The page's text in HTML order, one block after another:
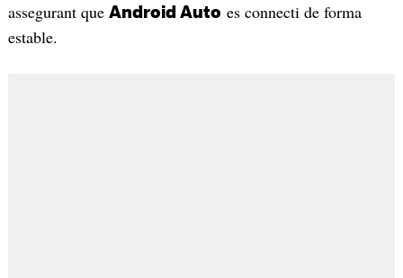
assegurant que Android Auto es connecti de forma
estable.